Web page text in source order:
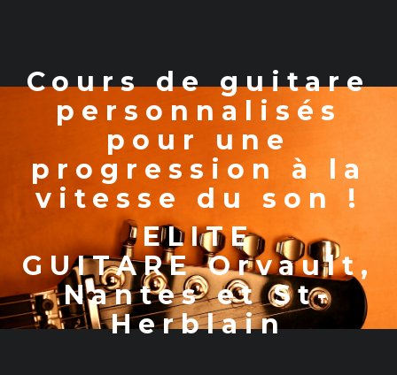
Cours de guitare
personnalisés
pour une
progression à la
vitesse du son !
ELITE
GUITARE Orvault,
Nantes et St-
Herblain